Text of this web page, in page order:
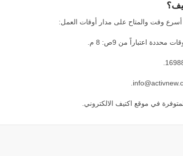
وقت والمتاح على مدار أوقات العمل:
اعتباراً من 9ص: 8 م.
في موقع اكتيف الالكتروني.